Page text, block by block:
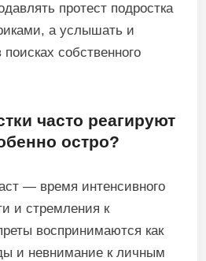
протест подростка
а услышать и
собственного
часто реагируют
остро?
— время интенсивного
и стремления к
воспринимаются как
и невнимание к личным